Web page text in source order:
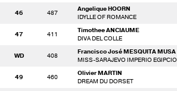
46 487
Angelique HOORN
IDYLLE OF ROMANCE
47 411
Timothee ANCIAUME
DIVA DEL COLLE
WD 408
Francisco José MESQUITA MUSA
MISS-SARAJEVO IMPERIO EGIPCIO
49 460
Olivier MARTIN
DREAM DU DORSET